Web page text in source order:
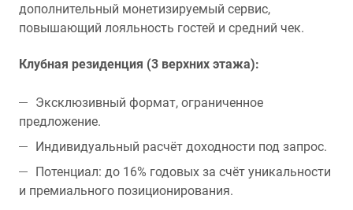
дополнительный монетизируемый сервис,
повышающий лояльность гостей и средний чек.
Клубная резиденция (3 верхних этажа):
Эксклюзивный формат, ограниченное
предложение.
Индивидуальный расчёт доходности под запрос.
Потенциал: до 16% годовых за счёт уникальности
и премиального позиционирования.